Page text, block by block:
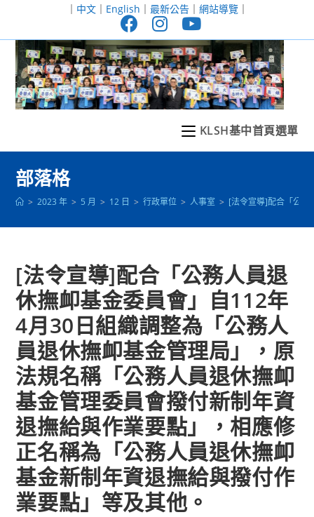
至
｜ 中文｜ English ｜ 最新公告｜ 網站導覽｜
KLSH基中首頁選單
部落格
> 2023 年 > 5 月 > 12 日 > 行政單位 > 人事室 > [法令宣導]配合「公務
[法令宣導]配合「公務人員退
休撫卹基金委員會」自112年
4月30日組織調整為「公務人
員退休撫卹基金管理局」，原
法規名稱「公務人員退休撫卹
基金管理委員會撥付新制年資
退撫給與作業要點」，相應修
正名稱為「公務人員退休撫卹
基金新制年資退撫給與撥付作
業要點」等及其他。